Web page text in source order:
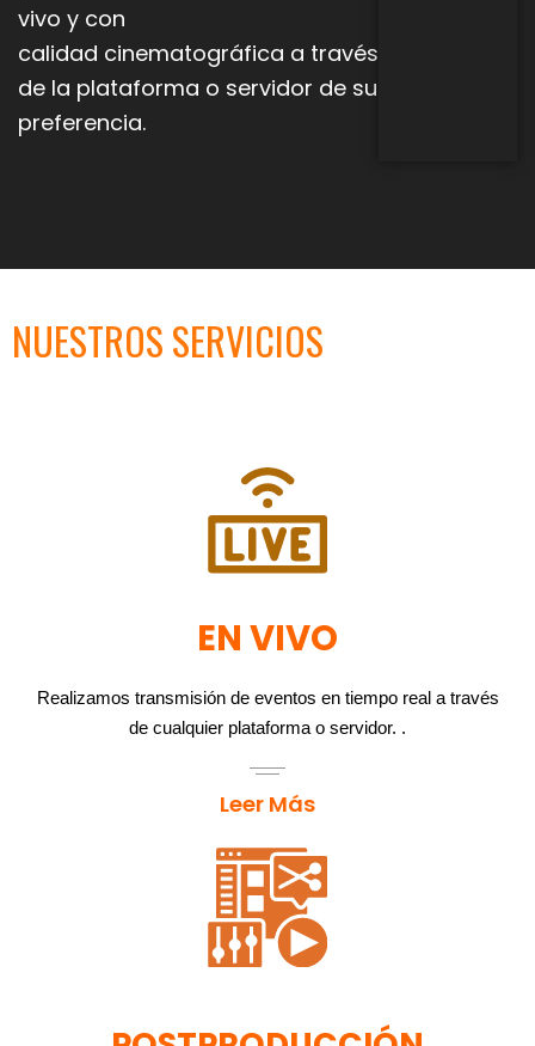
vivo y con
calidad cinematográfica a través
de la plataforma o servidor de su
preferencia.
NUESTROS SERVICIOS
EN VIVO
Realizamos transmisión de eventos en tiempo real a través
de cualquier plataforma o servidor. .
Leer Más